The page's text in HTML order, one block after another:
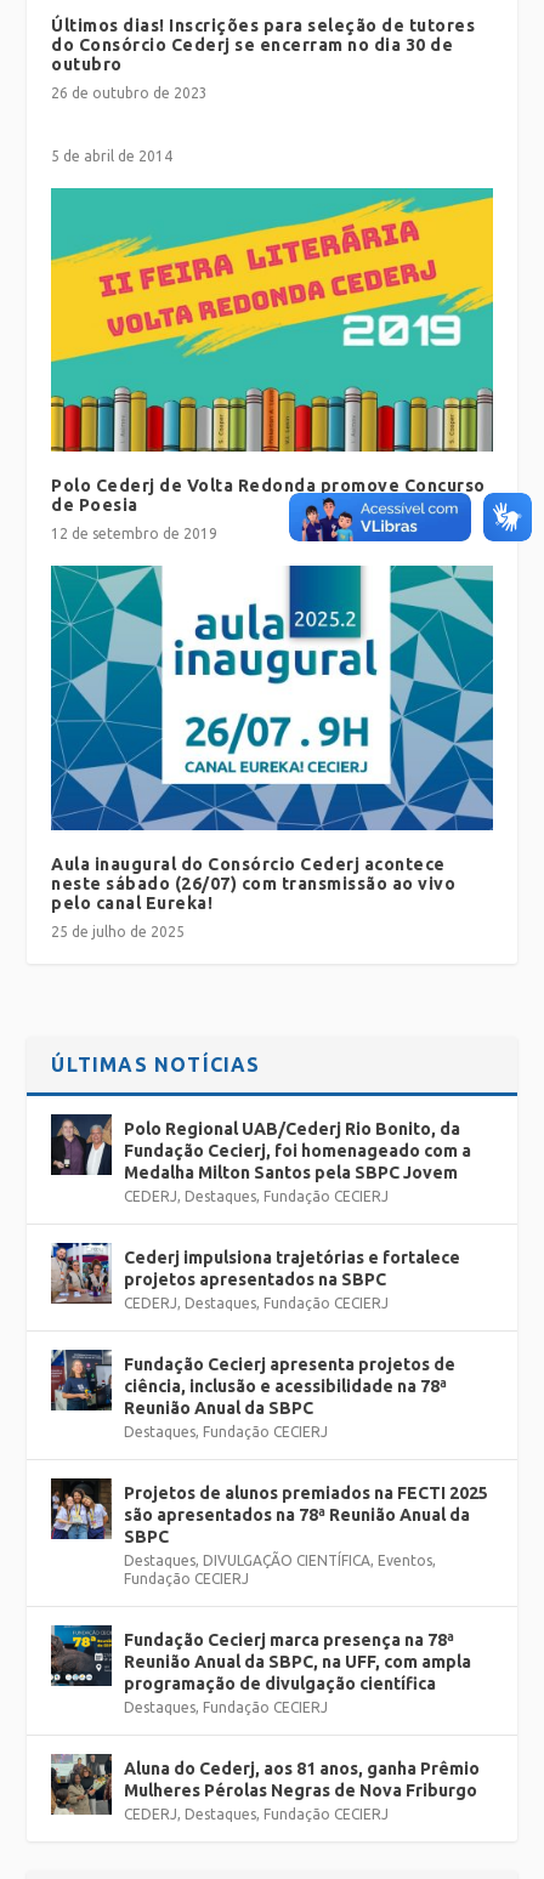
Últimos dias! Inscrições para seleção de tutores
do Consórcio Cederj se encerram no dia 30 de
outubro
26 de outubro de 2023
5 de abril de 2014
Polo Cederj de Volta Redonda promove Concurso
de Poesia
12 de setembro de 2019
Aula inaugural do Consórcio Cederj acontece
neste sábado (26/07) com transmissão ao vivo
pelo canal Eureka!
25 de julho de 2025
ÚLTIMAS NOTÍCIAS
Polo Regional UAB/Cederj Rio Bonito, da
Fundação Cecierj, foi homenageado com a
Medalha Milton Santos pela SBPC Jovem
CEDERJ, Destaques, Fundação CECIERJ
Cederj impulsiona trajetórias e fortalece
projetos apresentados na SBPC
CEDERJ, Destaques, Fundação CECIERJ
Fundação Cecierj apresenta projetos de
ciência, inclusão e acessibilidade na 78ª
Reunião Anual da SBPC
Destaques, Fundação CECIERJ
Projetos de alunos premiados na FECTI 2025
são apresentados na 78ª Reunião Anual da
SBPC
Destaques, DIVULGAÇÃO CIENTÍFICA, Eventos,
Fundação CECIERJ
Fundação Cecierj marca presença na 78ª
Reunião Anual da SBPC, na UFF, com ampla
programação de divulgação científica
Destaques, Fundação CECIERJ
Aluna do Cederj, aos 81 anos, ganha Prêmio
Mulheres Pérolas Negras de Nova Friburgo
CEDERJ, Destaques, Fundação CECIERJ